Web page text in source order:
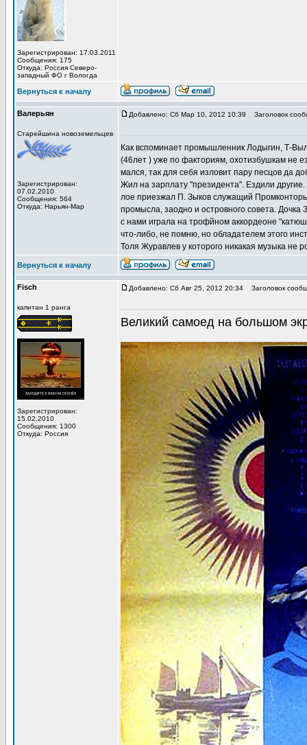
Зарегистрирован: 17.03.2011
Сообщения: 175
Откуда: Россия Северо-
западный ФО г Вологда
Вернуться к началу
Валерьян
Старейшина новоземельцев
Зарегистрирован:
07.02.2010
Сообщения: 564
Откуда: Нарьян-Мар
Добавлено: Сб Мар 10, 2012 10:39 Заголовок
Как вспоминает промышленник Лодыгин, Т-
(46лет ) уже по факториям, охотизбушкам не
мался, так для себя изловит пару песцов да
Жил на зарплату "президента". Ездили
лое приезжал П. Зыков служащий
промысла, заодно и островного совета. Дочка
с нами играла на трофйном аккордеоне
что-либо, не помню, но обладателем этого
Толя Журавлев у которого никакая музыка не
Вернуться к началу
Fisch
капитан 1 ранга
Зарегистрирован:
15.02.2010
Сообщения: 1300
Откуда: Россия
Добавлено: Сб Авг 25, 2012 20:34 Заголовок
Великий самоед на большом